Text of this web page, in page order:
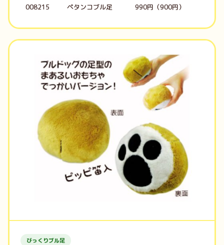
008215 ペタンコブル足 990円（900円）
びっくりブル足